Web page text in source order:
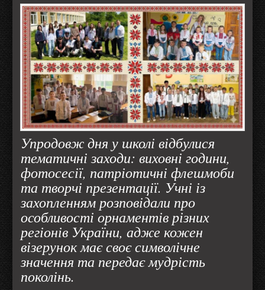
Упродовж дня у школі відбулися
тематичні заходи: виховні години,
фотосесії, патріотичні флешмоби
та творчі презентації. Учні із
захопленням розповідали про
особливості орнаментів різних
регіонів України, адже кожен
візерунок має своє символічне
значення та передає мудрість
поколінь.